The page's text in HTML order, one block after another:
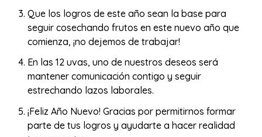
Que los logros de este año sean la base para
seguir cosechando frutos en este nuevo año que
comienza, ¡no dejemos de trabajar!
En las 12 uvas, uno de nuestros deseos será
mantener comunicación contigo y seguir
estrechando lazos laborales.
¡Feliz Año Nuevo! Gracias por permitirnos formar
parte de tus logros y ayudarte a hacer realidad